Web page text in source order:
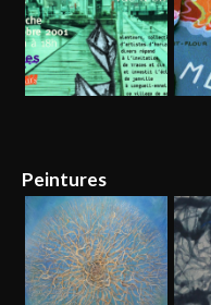
Peintures